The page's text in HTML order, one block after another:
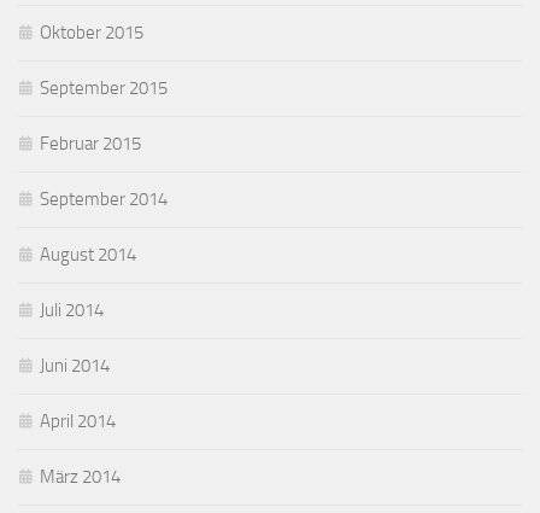
Oktober 2015
September 2015
Februar 2015
September 2014
August 2014
Juli 2014
Juni 2014
April 2014
März 2014